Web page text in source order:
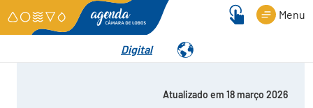
Digital
Menu
Atualizado em 18 março 2026